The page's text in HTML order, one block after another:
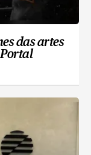
das artes